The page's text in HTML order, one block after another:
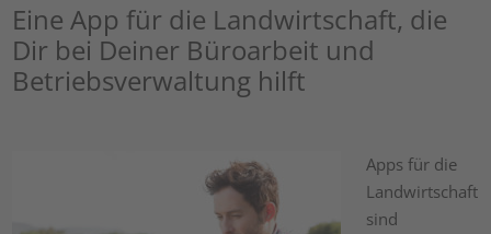
Eine App für die Landwirtschaft, die
Dir bei Deiner Büroarbeit und
Betriebsverwaltung hilft
Apps für die
Landwirtschaft
sind